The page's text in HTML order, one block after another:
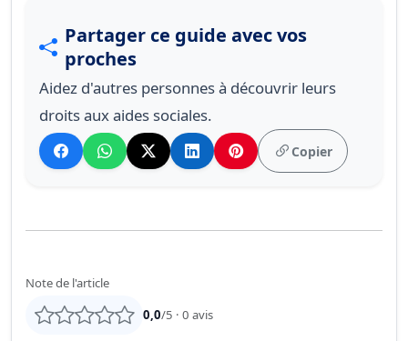
Partager ce guide avec vos
proches
Aidez d'autres personnes à découvrir leurs
droits aux aides sociales.
Copier
Note de l'article
0,0/5 ·0 avis